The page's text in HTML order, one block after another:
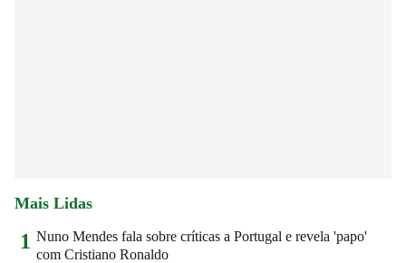
Mais Lidas
1 Nuno Mendes fala sobre críticas a Portugal e revela 'papo'
com Cristiano Ronaldo